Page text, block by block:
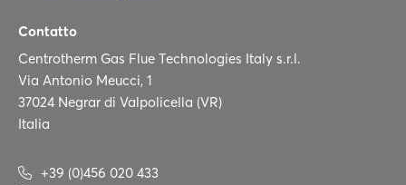
Contatto
Centrotherm Gas Flue Technologies Italy s.r.l.
Via Antonio Meucci, 1
37024 Negrar di Valpolicella (VR)
Italia
+39 (0)456 020 433